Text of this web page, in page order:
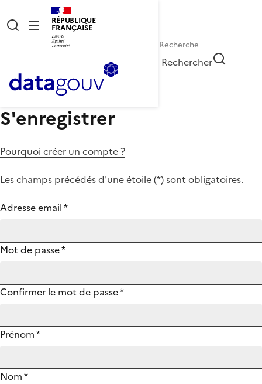
RÉPUBLIQUE
FRANÇAISE
Rechercher
S'enregistrer
Pourquoi créer un compte ?
Les champs précédés d'une étoile (*) sont obligatoires.
Adresse email*
Mot de passe*
Confirmer le mot de passe*
Prénom*
Nom*